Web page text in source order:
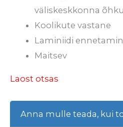
väliskeskkonna
Koolikute vastane
Laminiidi
Maitsev
Laost otsas
Anna mulle teada, kui